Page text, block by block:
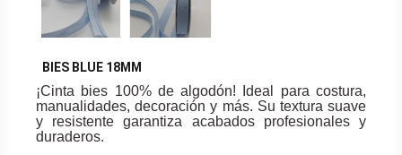
BIES BLUE 18MM
¡Cinta bies 100% de algodón! Ideal para costura,
manualidades, decoración y más. Su textura suave
y resistente garantiza acabados profesionales y
duraderos.